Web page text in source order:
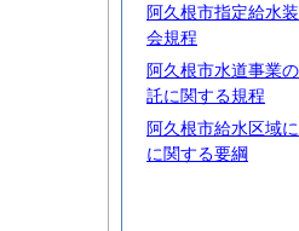
阿久根市指定給水
会規程
阿久根市水道事業
託に関する規程
阿久根市給水区域
に関する要綱